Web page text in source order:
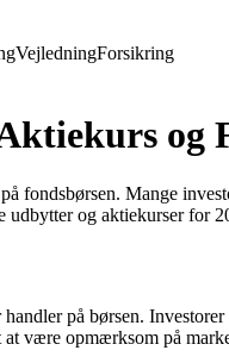
VejledningForsikring
og
fondsbørsen. Mange
og aktiekurser for
på børsen.
være opmærksom på